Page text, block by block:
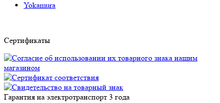
Yokamura
Сертификаты
Гарантия на электротранспорт 3 года